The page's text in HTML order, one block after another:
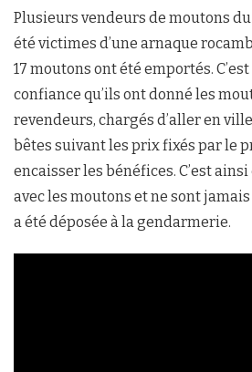
Plusieurs vendeurs de moutons
été victimes d’une arnaque
17 moutons ont été emportés.
confiance qu’ils ont donné les
revendeurs, chargés d’aller en
bêtes suivant les prix fixés par le
encaisser les bénéfices. C’est
avec les moutons et ne sont
a été déposée à la gendarmerie.